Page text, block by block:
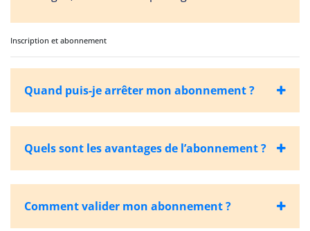
Inscription et abonnement
Quand puis-je arrêter mon abonnement ?
Quels sont les avantages de l’abonnement ?
Comment valider mon abonnement ?